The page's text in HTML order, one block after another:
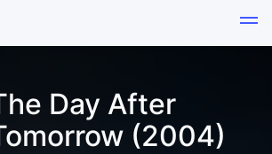
Day After
(2004)